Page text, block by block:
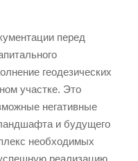
перед
геодезических
участке. Это
негативные
и будущего
необходимых
реализацию